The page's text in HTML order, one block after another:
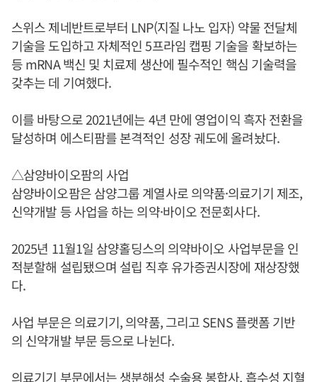
스위스 제네반트로부터 LNP(지질 나노 입자) 약물 전달체
기술을 도입하고 자체적인 5프라임 캡핑 기술을 확보하는
등 mRNA 백신 및 치료제 생산에 필수적인 핵심 기술력을
갖추는 데 기여했다.
이를 바탕으로 2021년에는 4년 만에 영업이익 흑자 전환을
달성하며 에스티팜를 본격적인 성장 궤도에 올려놨다.
△삼양바이오팜의 사업
삼양바이오팜은 삼양그룹 계열사로 의약품·의료기기 제조,
신약개발 등 사업을 하는 의약·바이오 전문회사다.
2025년 11월1일 삼양홀딩스의 의약바이오 사업부문을 인
적분할해 설립됐으며 설립 직후 유가증권시장에 재상장했
다.
사업 부문은 의료기기, 의약품, 그리고 SENS 플랫폼 기반
의 신약개발 부문 등으로 나뉜다.
의료기기 부문에서는 생분해성 수술용 봉합사, 흡수성 지혈